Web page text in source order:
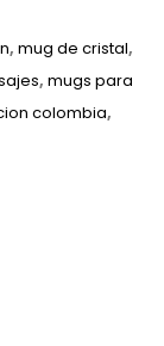
, mug de cristal,
, mugs para
colombia,